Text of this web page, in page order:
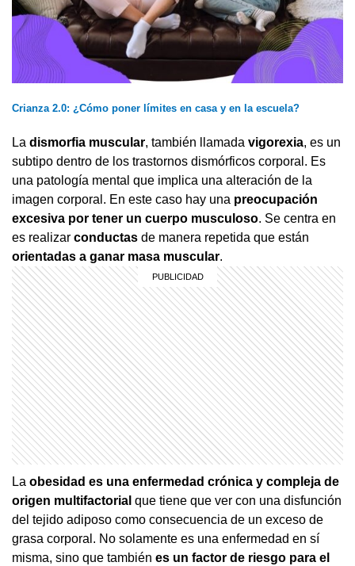
Crianza 2.0: ¿Cómo poner límites en casa y en la escuela?
La dismorfia muscular, también llamada vigorexia, es un
subtipo dentro de los trastornos dismórficos corporal. Es
una patología mental que implica una alteración de la
imagen corporal. En este caso hay una preocupación
excesiva por tener un cuerpo musculoso. Se centra en
es realizar conductas de manera repetida que están
orientadas a ganar masa muscular.
La obesidad es una enfermedad crónica y compleja de
origen multifactorial que tiene que ver con una disfunción
del tejido adiposo como consecuencia de un exceso de
grasa corporal. No solamente es una enfermedad en sí
misma, sino que también es un factor de riesgo para el